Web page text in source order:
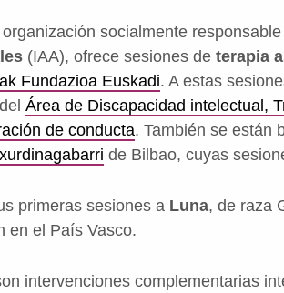
organización socialmente
(IAA), ofrece sesiones de terapia
Fundazioa Euskadi. A estas
Área de Discapacidad intelectual,
de conducta. También se están
de Bilbao, cuyas
primeras sesiones a Luna, de raza
en el País Vasco.
intervenciones complementarias